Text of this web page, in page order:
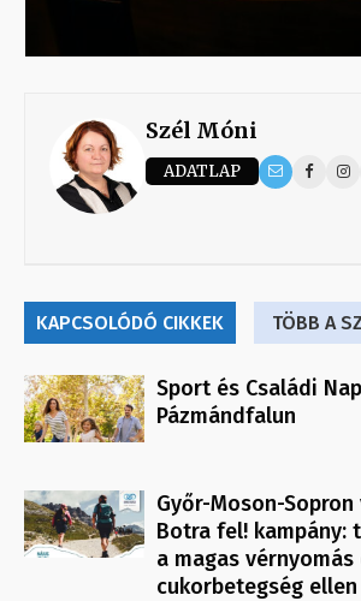
Szél Móni
ADATLAP
KAPCSOLÓDÓ CIKKEK TÖBB A
Sport és Családi
Pázmándfalun
Győr-Moson-
Botra fel! kampány:
a magas vérnyomás
cukorbetegség ellen